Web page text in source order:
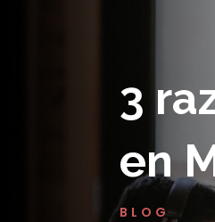
3
en
BLOG